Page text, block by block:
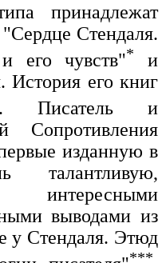
принадлежат
Стендаля.
его чувств"*
и
История его книг
. Писатель и
Сопротивления
изданную в
выводами из
у Стендаля. Этюд
***